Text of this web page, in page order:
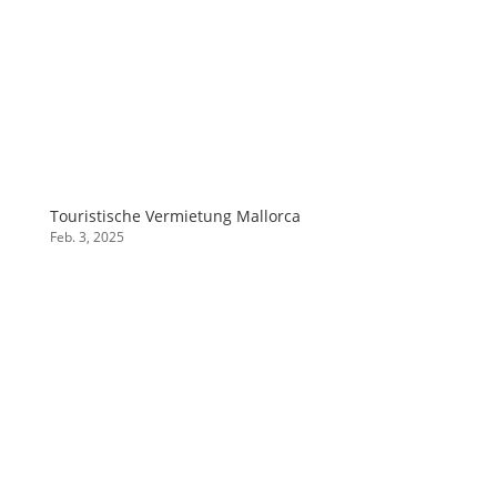
Touristische Vermietung Mallorca
Feb. 3, 2025